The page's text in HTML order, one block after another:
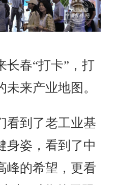
春“打卡”，打
来产业地图。
到了老工业基
身姿，看到了中
峰的希望，更看